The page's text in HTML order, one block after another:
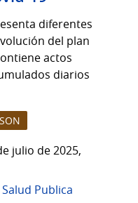
diferentes
del plan
actos
diarios
julio de 2025,
Publica